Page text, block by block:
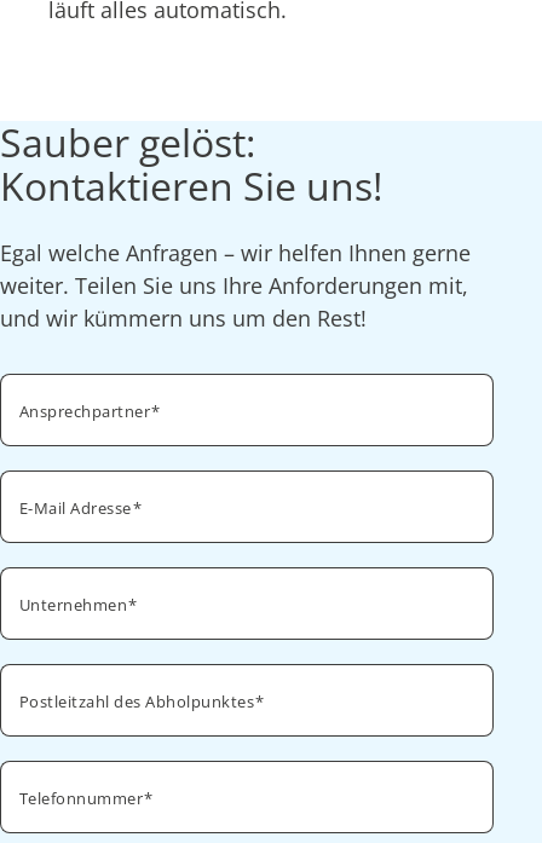
läuft alles automatisch.
Sauber gelöst:
Kontaktieren Sie uns!
Egal welche Anfragen – wir helfen Ihnen gerne
weiter. Teilen Sie uns Ihre Anforderungen mit,
und wir kümmern uns um den Rest!
Ansprechpartner
E-Mail Adresse
Unternehmen
Postleitzahl des Abholpunktes
Telefonnummer